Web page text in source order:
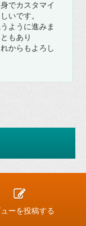
でカスタマイ
いです。
ように進みま
もあり
からもよろし
ーを投稿する